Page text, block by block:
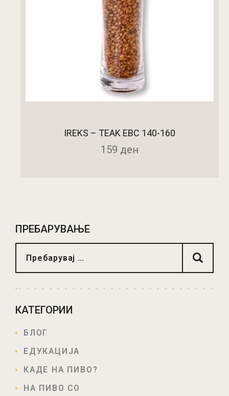
IREKS – TEAK EBC 140-160
159 ден
ПРЕБАРУВАЊЕ
КАТЕГОРИИ
БЛОГ
ЕДУКАЦИЈА
КАДЕ НА ПИВО?
НА ПИВО СО